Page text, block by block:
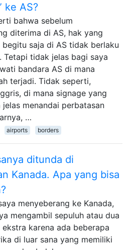
ke AS?
bahwa sebelum
diterima di AS, hak yang
begitu saja di AS tidak berlaku
Tetapi tidak jelas bagi saya
bandara AS di mana
terjadi. Tidak seperti,
di mana signage yang
jelas menandai perbatasan
…
airports borders
ditunda di
Kanada. Apa yang bisa
menyeberang ke Kanada,
mengambil sepuluh atau dua
karena ada beberapa
di luar sana yang memiliki